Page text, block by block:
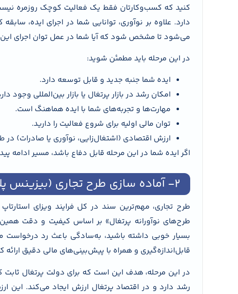
کنید که کسب‌وکارتان فقط یک فعالیت کوچک روزمره
دارد. علاوه بر نوآوری، توانایی شما در اجرای ایده،
می‌شود تا مشخص شود که آیا شما در عمل توان اجرای این
در این مرحله باید مطمئن شوید:
ایده شما جنبه جدید و قابل توسعه دارد.
امکان رشد در بازار پرتغال یا بازار بین‌المللی وجود
مهارت‌ها و تجربه‌های شما با ایده هماهنگ است.
توان مالی اولیه برای شروع فعالیت را دارید.
ارزش اقتصادی (اشتغال‌زایی، نوآوری یا صادرات) در
اگر ایده شما در این مرحله قابل دفاع باشد، مسیر ادامه
۲- آماده سازی طرح تجاری (بیزینس پلن)
طرح تجاری، مهم‌ترین سند در کل فرایند ویزای
طرح‌های نوآورانه پرتغال» بر اساس کیفیت و دقت
بسیار خوبی داشته باشید، به‌سادگی باعث رد درخواست
قابل‌اندازه‌گیری و همراه با پیش‌بینی‌های مالی دقیق ارائه
در این مرحله، هدف این است که برای دولت پرتغال ثابت
رشد دارد و در اقتصاد پرتغال ارزش ایجاد می‌کند. این